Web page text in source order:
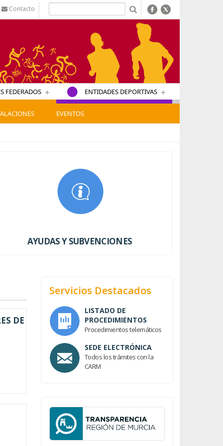
Contacto
FEDERADOS + ENTIDADES DEPORTIVAS +
EVENTOS
AYUDAS Y SUBVENCIONES
DE
Servicios Destacados
LISTADO DE
PROCEDIMIENTOS
Procedimientos telemáticos
SEDE ELECTRÓNICA
Todos los trámites con la
CARM